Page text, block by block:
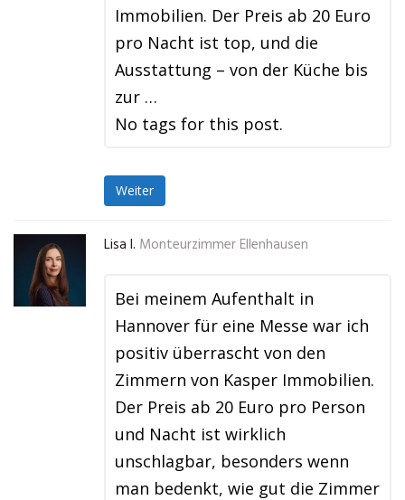
Immobilien. Der Preis ab 20 Euro
pro Nacht ist top, und die
Ausstattung – von der Küche bis
zur …
No tags for this post.
Weiter
Lisa I. Monteurzimmer Ellenhausen
Bei meinem Aufenthalt in
Hannover für eine Messe war ich
positiv überrascht von den
Zimmern von Kasper Immobilien.
Der Preis ab 20 Euro pro Person
und Nacht ist wirklich
unschlagbar, besonders wenn
man bedenkt, wie gut die Zimmer